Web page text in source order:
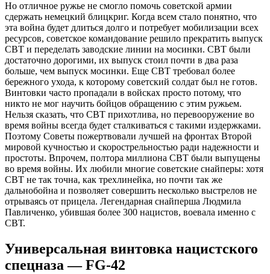
Но отличное ружье не смогло помочь советской армии
сдержать немецкий блицкриг. Когда всем стало понятно, что
эта война будет длиться долго и потребует мобилизации всех
ресурсов, советское командование решило прекратить выпуск
СВТ и переделать заводские линии на мосинки. СВТ были
достаточно дорогими, их выпуск стоил почти в два раза
больше, чем выпуск мосинки. Еще СВТ требовал более
бережного ухода, к которому советский солдат был не готов.
Винтовки часто пропадали в войсках просто потому, что
никто не мог научить бойцов обращению с этим ружьем.
Нельзя сказать, что СВТ прихотлива, но перевооружение во
время войны всегда будет сталкиваться с такими издержками.
Поэтому Советы пожертвовали лучшей на фронтах Второй
мировой кучностью и скорострельностью ради надежности и
простоты. Впрочем, полтора миллиона СВТ были выпущены
во время войны. Их любили многие советские снайперы: хотя
СВТ не так точна, как трехлинейка, но почти так же
дальнобойна и позволяет совершить несколько выстрелов не
отрываясь от прицела. Легендарная снайперша Людмила
Павличенко, убившая более 300 нацистов, воевала именно с
СВТ.
Универсальная винтовка нацистского
спецназа — FG-42